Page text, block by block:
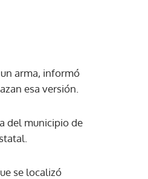
arma, informó
esa versión.
del municipio de
se localizó